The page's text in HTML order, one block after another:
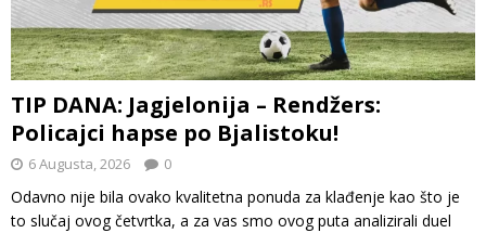
TIP DANA: Jagjelonija – Rendžers:
Policajci hapse po Bjalistoku!
6 Augusta, 2026 0
Odavno nije bila ovako kvalitetna ponuda za klađenje kao što je
to slučaj ovog četvrtka, a za vas smo ovog puta analizirali duel